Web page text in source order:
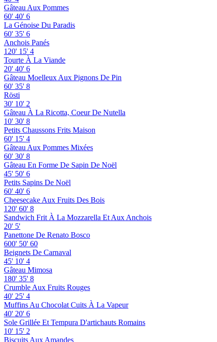
Gâteau Aux Pommes
60' 40' 6
La Génoise Du Paradis
60' 35' 6
Anchois Panés
120' 15' 4
Tourte À La Viande
20' 40' 6
Gâteau Moelleux Aux Pignons De Pin
60' 35' 8
Rösti
30' 10' 2
Gâteau À La Ricotta, Coeur De Nutella
10' 30' 8
Petits Chaussons Frits Maison
60' 15' 4
Gâteau Aux Pommes Mixées
60' 30' 8
Gâteau En Forme De Sapin De Noël
45' 50' 6
Petits Sapins De Noël
60' 40' 6
Cheesecake Aux Fruits Des Bois
120' 60' 8
Sandwich Frit À La Mozzarella Et Aux Anchois
20' 5'
Panettone De Renato Bosco
600' 50' 60
Beignets De Carnaval
45' 10' 4
Gâteau Mimosa
180' 35' 8
Crumble Aux Fruits Rouges
40' 25' 4
Muffins Au Chocolat Cuits À La Vapeur
40' 20' 6
Sole Grillée Et Tempura D'artichauts Romains
10' 15' 2
Biscuits Aux Amandes